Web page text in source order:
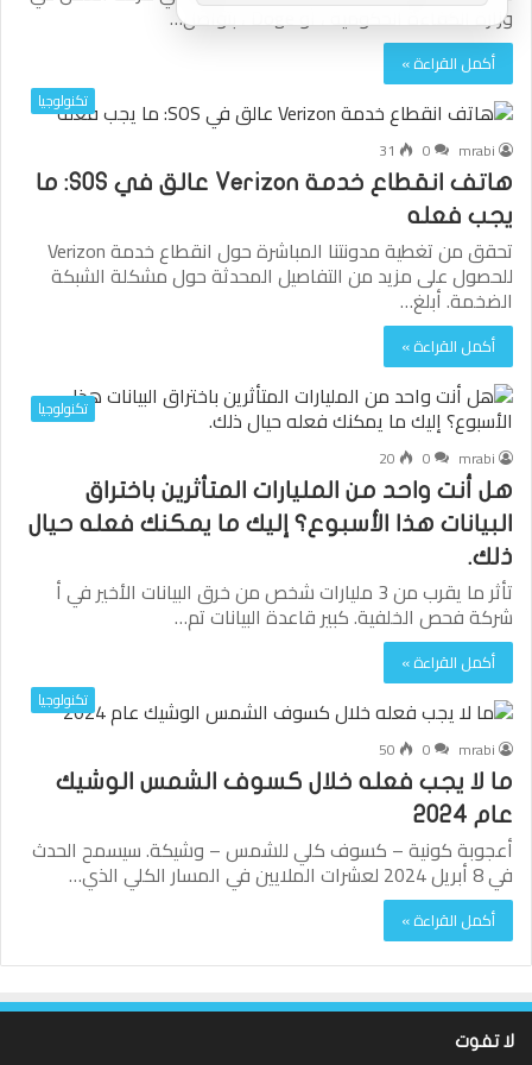
وزارة الكفاءة الحكومية ، أو Doge ، بتواصل…
أكمل القراءة »
تكنولوجيا
mrabi
0
31
هاتف انقطاع خدمة Verizon عالق في SOS: ما
يجب فعله
تحقق من تغطية مدونتنا المباشرة حول انقطاع خدمة Verizon
للحصول على مزيد من التفاصيل المحدثة حول مشكلة الشبكة
الضخمة. أبلغ…
أكمل القراءة »
تكنولوجيا
mrabi
0
20
هل أنت واحد من المليارات المتأثرين باختراق
البيانات هذا الأسبوع؟ إليك ما يمكنك فعله حيال
ذلك.
تأثر ما يقرب من 3 مليارات شخص من خرق البيانات الأخير في أ
شركة فحص الخلفية. كبير قاعدة البيانات تم…
أكمل القراءة »
تكنولوجيا
mrabi
0
50
ما لا يجب فعله خلال كسوف الشمس الوشيك
عام 2024
أعجوبة كونية – كسوف كلي للشمس – وشيكة. سيسمح الحدث
في 8 أبريل 2024 لعشرات الملايين في المسار الكلي الذي…
أكمل القراءة »
لا تفوت